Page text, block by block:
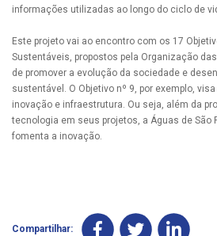
informações utilizadas ao longo do ciclo de
Este projeto vai ao encontro com os 17
Sustentáveis, propostos pela Organização
de promover a evolução da sociedade e
sustentável. O Objetivo nº 9, por exemplo,
inovação e infraestrutura. Ou seja, além da
tecnologia em seus projetos, a Águas de São
fomenta a inovação.
Compartilhar: